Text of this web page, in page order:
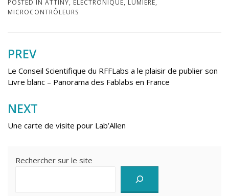
POSTED IN ATTINY, ÉLECTRONIQUE, LUMIÈRE,
MICROCONTRÔLEURS
Navigation
de
l’article
PREV
Le Conseil Scientifique du RFFLabs a le plaisir de publier son
Livre blanc – Panorama des Fablabs en France
NEXT
Une carte de visite pour Lab’Allen
Rechercher sur le site